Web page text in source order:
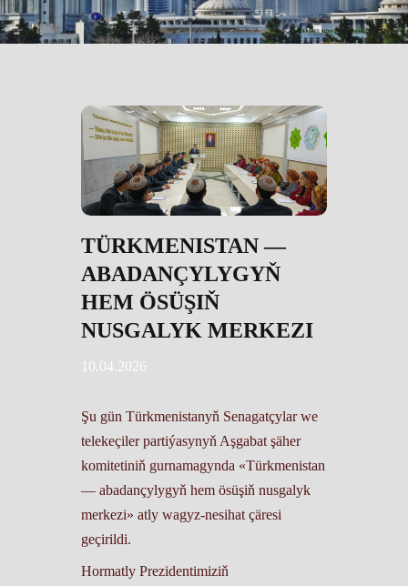
TÜRKMENISTAN ––
ABADANÇYLYGYŇ
HEM ÖSÜŞIŇ
NUSGALYK MERKEZI
10.04.2026
Şu gün Türkmenistanyň Senagatçylar we
telekeçiler partiýasynyň Aşgabat şäher
komitetiniň gurnamagynda «Türkmenistan
–– abadançylygyň hem ösüşiň nusgalyk
merkezi» atly wagyz-nesihat çäresi
geçirildi.
Hormatly Prezidentimiziň